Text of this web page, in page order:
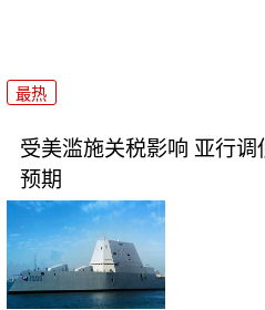
最热
受美滥施关税影响 亚行
预期